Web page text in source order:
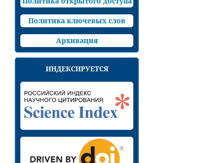
Политика ключевых слов
Архивация
ИНДЕКСИРУЕТСЯ